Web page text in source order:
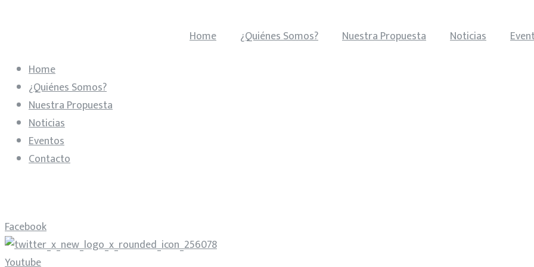
Home ¿Quiénes Somos? Nuestra Propuesta Noticias
Home
¿Quiénes Somos?
Nuestra Propuesta
Noticias
Eventos
Contacto
Facebook
Youtube